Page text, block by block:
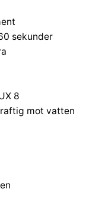
sekunder
8
mot vatten